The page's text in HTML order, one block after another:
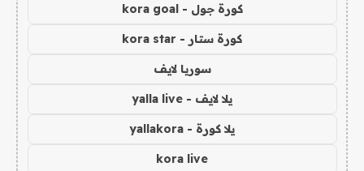
كورة جول - kora goal
كورة ستار - kora star
سوريا لايف
يلا لايف - yalla live
يلا كورة - yallakora
kora live